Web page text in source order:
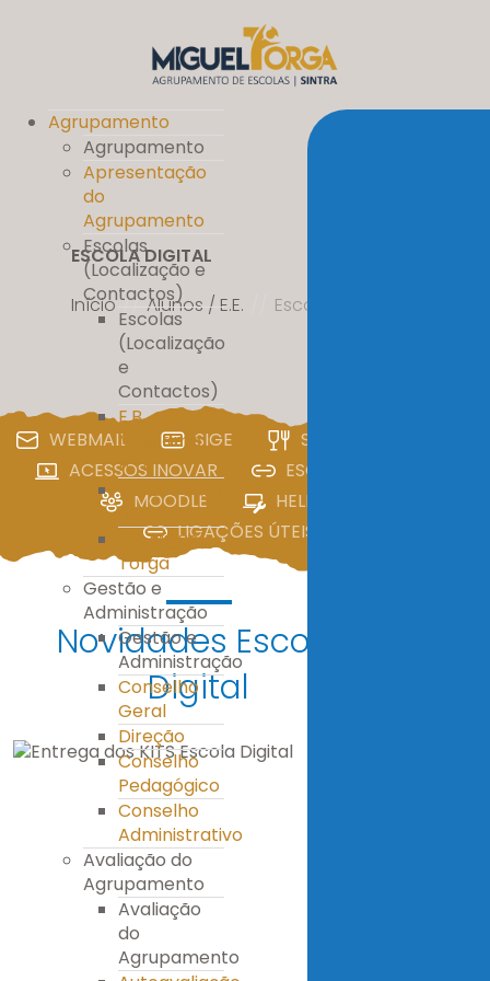
Agrupamento
Agrupamento
Apresentação
do
Agrupamento
Escolas
(Localização e
Contactos)
Escolas
(Localização
e
Contactos)
E.B.
Massamá
nº 1
E.B. D. Pedro
IV
E.S. Miguel
Torga
Gestão e
Administração
Gestão e
Administração
Conselho
Geral
Direção
Conselho
Pedagógico
Conselho
Administrativo
Avaliação do
Agrupamento
Avaliação
do
Agrupamento
ESCOLA DIGITAL
Início //Alunos / E.E. Escola Digital
WEBMAIL SIGE SIGA
ACESSOS INOVAR
ESCOLA DIGITAL
MOODLE
HELPDESK
LIGAÇÕES ÚTEIS
Novidades Escola
Digital